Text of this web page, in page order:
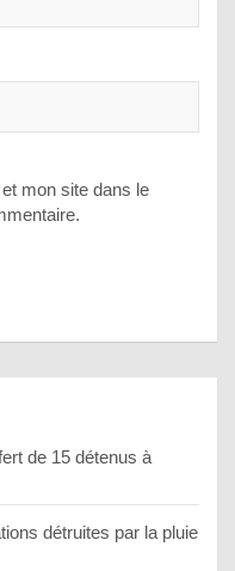
mon site dans le
de 15 détenus à
détruites par la pluie